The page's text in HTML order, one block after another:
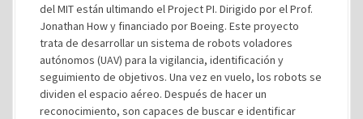
del MIT están ultimando el Project PI. Dirigido por el Prof.
Jonathan How y financiado por Boeing. Este proyecto
trata de desarrollar un sistema de robots voladores
autónomos (UAV) para la vigilancia, identificación y
seguimiento de objetivos. Una vez en vuelo, los robots se
dividen el espacio aéreo. Después de hacer un
reconocimiento, son capaces de buscar e identificar